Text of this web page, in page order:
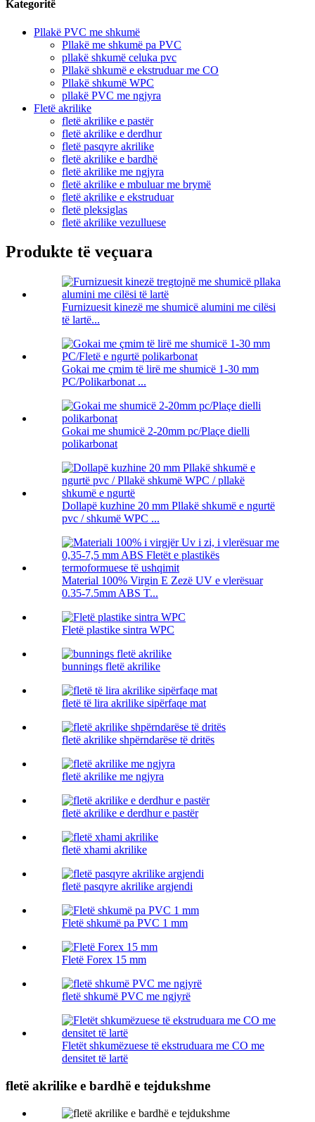
Kategoritë
Pllakë PVC me shkumë
Pllakë me shkumë pa PVC
pllakë shkumë celuka pvc
Pllakë shkumë e ekstruduar me CO
Pllakë shkumë WPC
pllakë PVC me ngjyra
Fletë akrilike
fletë akrilike e pastër
fletë akrilike e derdhur
fletë pasqyre akrilike
fletë akrilike e bardhë
fletë akrilike me ngjyra
fletë akrilike e mbuluar me brymë
fletë akrilike e ekstruduar
fletë pleksiglas
fletë akrilike vezulluese
Produkte të veçuara
Furnizuesit kinezë me shumicë alumini me cilësi
të lartë...
Gokai me çmim të lirë me shumicë 1-30 mm
PC/Polikarbonat ...
Gokai me shumicë 2-20mm pc/Plaçe dielli
polikarbonat
Dollapë kuzhine 20 mm Pllakë shkumë e ngurtë
pvc / shkumë WPC ...
Material 100% Virgin E Zezë UV e vlerësuar
0.35-7.5mm ABS T...
Fletë plastike sintra WPC
bunnings fletë akrilike
fletë të lira akrilike sipërfaqe mat
fletë akrilike shpërndarëse të dritës
fletë akrilike me ngjyra
fletë akrilike e derdhur e pastër
fletë xhami akrilike
fletë pasqyre akrilike argjendi
Fletë shkumë pa PVC 1 mm
Fletë Forex 15 mm
fletë shkumë PVC me ngjyrë
Fletët shkumëzuese të ekstruduara me CO me
densitet të lartë
fletë akrilike e bardhë e tejdukshme